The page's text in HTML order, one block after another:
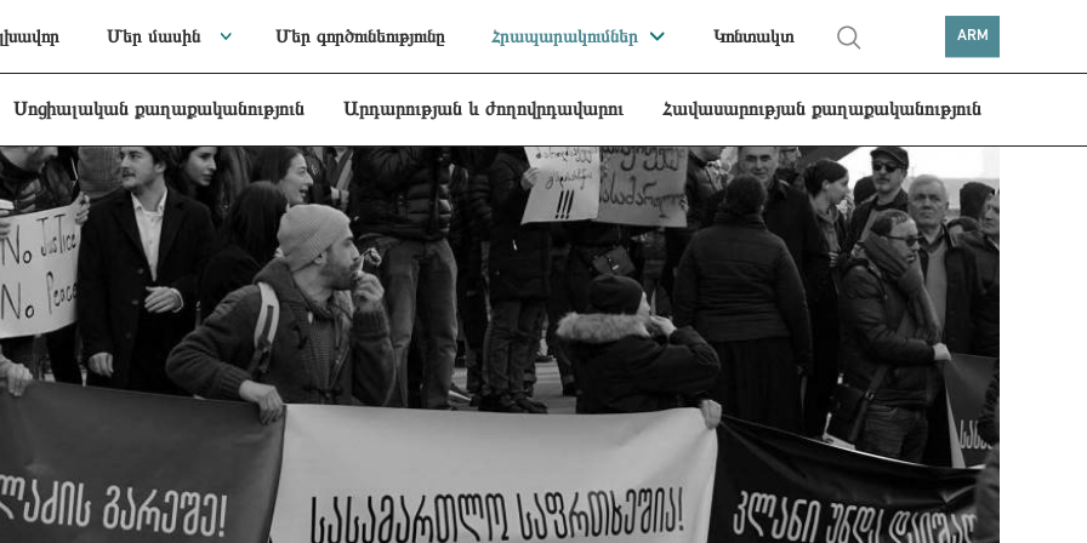
Մեր մասին Մեր գործունեությունը Հրապարակումներ Կոնտակտ ARM
Սոցիալական քաղաքականություն Արդարության և ժողովրդավարու Հավասարության քաղաքականություն